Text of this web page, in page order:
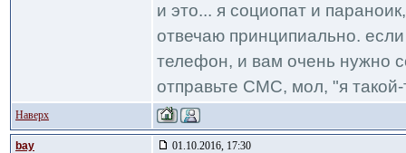
и это... я социопат и
отвечаю принципиально.
телефон, и вам очень нужно
отправьте СМС, мол, "я такой-
Наверх
bay 01.10.2016, 17:30